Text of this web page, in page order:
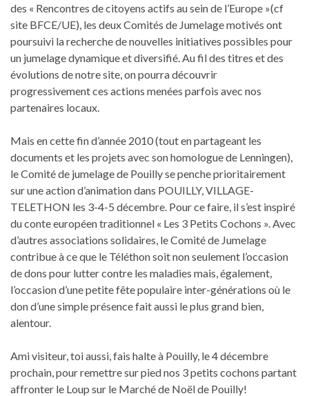
des « Rencontres de citoyens actifs au sein de l’Europe »(cf
site BFCE/UE), les deux Comités de Jumelage motivés ont
poursuivi la recherche de nouvelles initiatives possibles pour
un jumelage dynamique et diversifié. Au fil des titres et des
évolutions de notre site, on pourra découvrir
progressivement ces actions menées parfois avec nos
partenaires locaux.
Mais en cette fin d’année 2010 (tout en partageant les
documents et les projets avec son homologue de Lenningen),
le Comité de jumelage de Pouilly se penche prioritairement
sur une action d’animation dans POUILLY, VILLAGE-
TELETHON les 3-4-5 décembre. Pour ce faire, il s’est inspiré
du conte européen traditionnel « Les 3 Petits Cochons ». Avec
d’autres associations solidaires, le Comité de Jumelage
contribue à ce que le Téléthon soit non seulement l’occasion
de dons pour lutter contre les maladies mais, également,
l’occasion d’une petite fête populaire inter-générations où le
don d’une simple présence fait aussi le plus grand bien,
alentour.
Ami visiteur, toi aussi, fais halte à Pouilly, le 4 décembre
prochain, pour remettre sur pied nos 3 petits cochons partant
affronter le Loup sur le Marché de Noël de Pouilly!